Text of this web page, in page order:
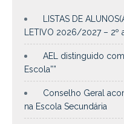
LISTAS DE
LETIVO 2026/2027 – 2º
AEL distinguido
Escola””
Conselho Geral
na Escola Secundária